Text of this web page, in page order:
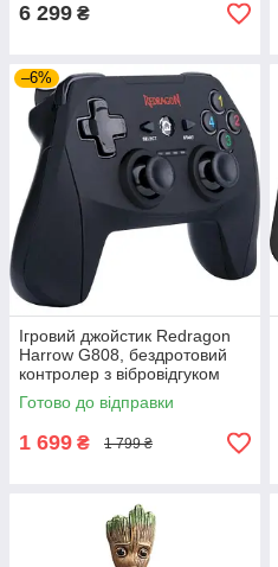
6 299 ₴
–6%
Ігровий джойстик Redragon
Harrow G808, бездротовий
контролер з вібровідгуком
Готово до відправки
1 699 ₴ 1 799 ₴